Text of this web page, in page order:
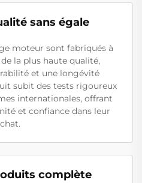
sans égale
moteur sont fabriqués à
la plus haute qualité,
et une longévité
subit des tests rigoureux
internationales, offrant
et confiance dans leur
complète